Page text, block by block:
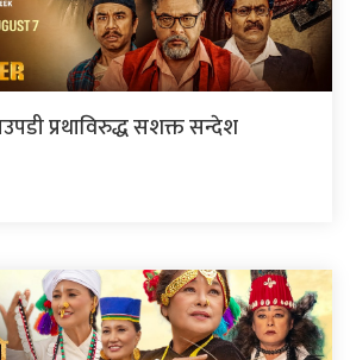
प्रथाविरुद्ध सशक्त सन्देश